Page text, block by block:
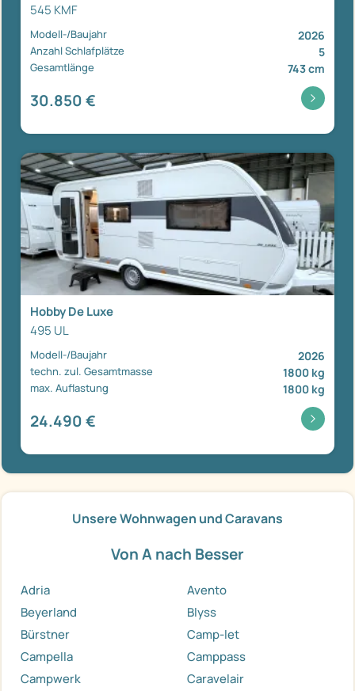
545 KMF
Modell-/Baujahr 2026
Anzahl Schlafplätze 5
Gesamtlänge 743 cm
30.850 €
Hobby De Luxe
495 UL
Modell-/Baujahr 2026
techn. zul. Gesamtmasse 1800 kg
max. Auflastung 1800 kg
24.490 €
Unsere Wohnwagen und Caravans
Von A nach Besser
Adria
Avento
Beyerland
Blyss
Bürstner
Camp-let
Campella
Camppass
Campwerk
Caravelair